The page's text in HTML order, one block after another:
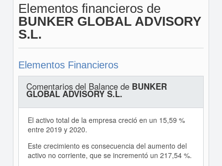
Elementos financieros de
BUNKER GLOBAL ADVISORY
S.L.
Elementos Financieros
Comentarios del Balance de BUNKER
GLOBAL ADVISORY S.L.
El activo total de la empresa creció en un 15,59 %
entre 2019 y 2020.
Este crecimiento es consecuencia del aumento del
activo no corriente, que se incrementó un 217,54 %.